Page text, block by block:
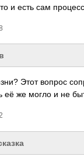
и есть сам
Этот вопрос
её же могло и не